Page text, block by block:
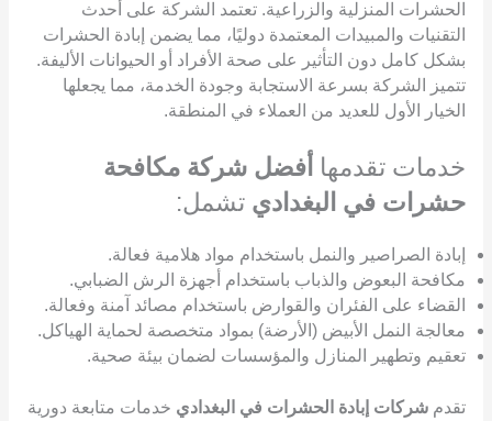
الحشرات المنزلية والزراعية. تعتمد الشركة على أحدث
التقنيات والمبيدات المعتمدة دوليًا، مما يضمن إبادة الحشرات
بشكل كامل دون التأثير على صحة الأفراد أو الحيوانات الأليفة.
تتميز الشركة بسرعة الاستجابة وجودة الخدمة، مما يجعلها
الخيار الأول للعديد من العملاء في المنطقة.
خدمات تقدمها أفضل شركة مكافحة
حشرات في البغدادي تشمل:
إبادة الصراصير والنمل باستخدام مواد هلامية فعالة.
مكافحة البعوض والذباب باستخدام أجهزة الرش الضبابي.
القضاء على الفئران والقوارض باستخدام مصائد آمنة وفعالة.
معالجة النمل الأبيض (الأرضة) بمواد متخصصة لحماية الهياكل.
تعقيم وتطهير المنازل والمؤسسات لضمان بيئة صحية.
تقدم شركات إبادة الحشرات في البغدادي خدمات متابعة دورية